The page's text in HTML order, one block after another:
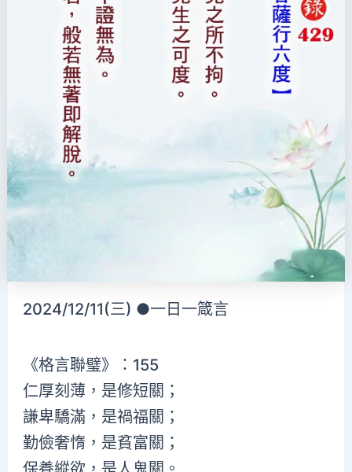
2024/12/11(三) ●一日一箴言
《格言聯璧》：155
仁厚刻薄，是修短關；
謙卑驕滿，是禍福關；
勤儉奢惰，是貧富關；